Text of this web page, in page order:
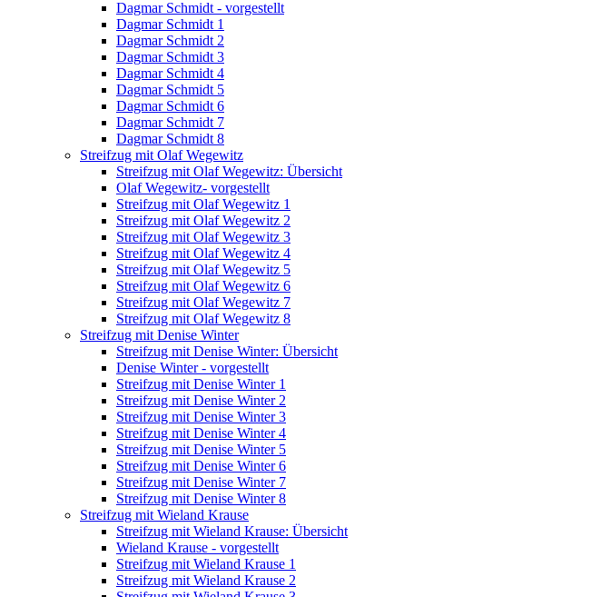
Dagmar Schmidt - vorgestellt
Dagmar Schmidt 1
Dagmar Schmidt 2
Dagmar Schmidt 3
Dagmar Schmidt 4
Dagmar Schmidt 5
Dagmar Schmidt 6
Dagmar Schmidt 7
Dagmar Schmidt 8
Streifzug mit Olaf Wegewitz
Streifzug mit Olaf Wegewitz: Übersicht
Olaf Wegewitz- vorgestellt
Streifzug mit Olaf Wegewitz 1
Streifzug mit Olaf Wegewitz 2
Streifzug mit Olaf Wegewitz 3
Streifzug mit Olaf Wegewitz 4
Streifzug mit Olaf Wegewitz 5
Streifzug mit Olaf Wegewitz 6
Streifzug mit Olaf Wegewitz 7
Streifzug mit Olaf Wegewitz 8
Streifzug mit Denise Winter
Streifzug mit Denise Winter: Übersicht
Denise Winter - vorgestellt
Streifzug mit Denise Winter 1
Streifzug mit Denise Winter 2
Streifzug mit Denise Winter 3
Streifzug mit Denise Winter 4
Streifzug mit Denise Winter 5
Streifzug mit Denise Winter 6
Streifzug mit Denise Winter 7
Streifzug mit Denise Winter 8
Streifzug mit Wieland Krause
Streifzug mit Wieland Krause: Übersicht
Wieland Krause - vorgestellt
Streifzug mit Wieland Krause 1
Streifzug mit Wieland Krause 2